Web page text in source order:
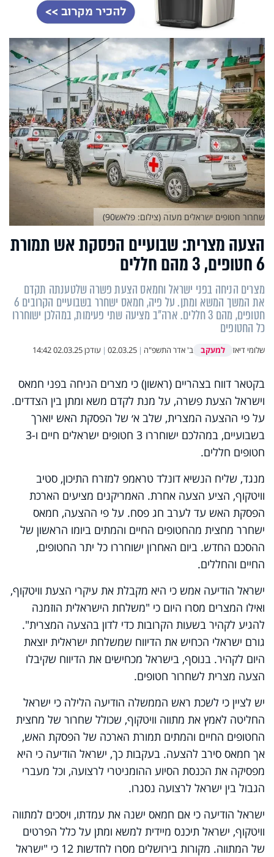
הצעה מצרית: שבועיים הפסקת אש תמורת
6 חטופים, 3 מהם חללים
מצרים הניחה בפני ישראל וחמאס הצעת פשרה שלטענתה תקדם
את המשך המשא ומתן. על פיה, חמאס ישחרר בשבועיים הקרובים 6
חטופים, מהם 3 חללים. ארה"ב מציעה שתי פעימות, במהלכן ישוחררו
כל החטופים
שלומי דיאז למעקב ב' אדר התשפ"ה |
02.03.25
| עודכן02.03.25 14:42
שחרור חטופים ישראלים מעזה (צילום: פלאש90)
בקטאר דווח בצהריים (ראשון) כי מצרים הניחה בפני חמאס
וישראל הצעת פשרה, על מנת לקדם משא ומתן בין הצדדים.
על פי ההצעה המצרית, שלב א׳ של הפסקת האש יוארך
בשבועיים, במהלכם ישוחררו 3 חטופים ישראלים חיים ו-3
חטופים חללים.
מנגד, שליח הנשיא דונלד טראמפ למזרח התיכון, סטיב
וויטקוף, הציע הצעה אחרת. האמריקנים מציעים הארכת
הפסקת האש עד לערב חג פסח. על פי ההצעה, חמאס
ישחרר מחצית מהחטופים החיים והמתים ביומו הראשון של
ההסכם החדש. ביום האחרון ישוחררו כל יתר החטופים,
החיים והחללים.
ישראל הודיעה אמש כי היא מקבלת את עיקרי הצעת וויטקוף,
ואילו המצרים מסרו היום כי "משלחת הישראלית הוזמנה
להגיע לקהיר בשעות הקרובות כדי לדון בהצעה המצרית".
גורם ישראלי הכחיש את הדיווח שמשלחת ישראלית יוצאת
היום לקהיר. בנוסף, בישראל מכחישים את הדיווח שקיבלו
הצעה מצרית לשחרור חטופים.
יש לציין כי לשכת ראש הממשלה הודיעה הלילה כי ישראל
החליטה לאמץ את מתווה וויטקוף, שכולל שחרור של מחצית
החטופים החיים והמתים תמורת הארכה של הפסקת האש,
אך חמאס סירב להצעה. בעקבות כך, ישראל הודיעה כי היא
מפסיקה את הכנסת הסיוע ההומניטרי לרצועה, וכל מעברי
הגבול בין ישראל לרצועה נסגרו.
ישראל הודיעה כי אם חמאס ישנה את עמדתו, ויסכים למתווה
וויטקוף, ישראל תיכנס מיידית למשא ומתן על כלל הפרטים
של המתווה. מקורות בירושלים מסרו לחדשות 12 כי "ישראל